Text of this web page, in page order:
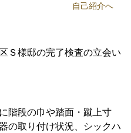
自己紹介へ
Ｓ様邸の完了検査の立会い
階段の巾や踏面・蹴上寸
の取り付け状況、シックハ